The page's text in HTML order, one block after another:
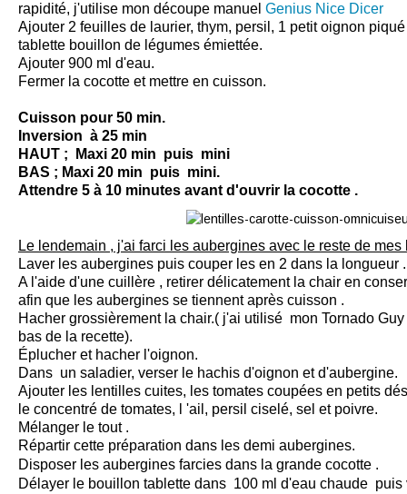
rapidité, j'utilise mon découpe manuel Genius Nice Dicer
Ajouter 2 feuilles de laurier, thym, persil, 1 petit oignon
tablette bouillon de légumes émiettée.
Ajouter 900 ml d'eau.
Fermer la cocotte et mettre en cuisson.
Cuisson pour 50 min.
Inversion à 25 min
HAUT ;
Maxi 20 min puis mini
BAS ; Maxi 20 min puis mini.
Attendre 5 à 10 minutes avant d'ouvrir la cocotte .
Le lendemain , j'ai farci les aubergines avec le reste de
Laver les aubergines puis couper les en 2 dans la longueur .
A l'aide d'une cuillère , retirer délicatement la chair en
afin que les aubergines se tiennent après cuisson .
Hacher grossièrement la chair.( j'ai utilisé mon Tornado
bas de la recette).
Éplucher et hacher l'oignon.
Dans un saladier, verser le hachis d'oignon et d'aubergine.
Ajouter les lentilles cuites, les tomates coupées en petits
le concentré de tomates, l 'ail, persil ciselé, sel et poivre.
Mélanger le tout .
Répartir cette préparation dans les demi aubergines.
Disposer les aubergines farcies dans la grande cocotte .
Délayer le bouillon tablette dans 100 ml d'eau chaude